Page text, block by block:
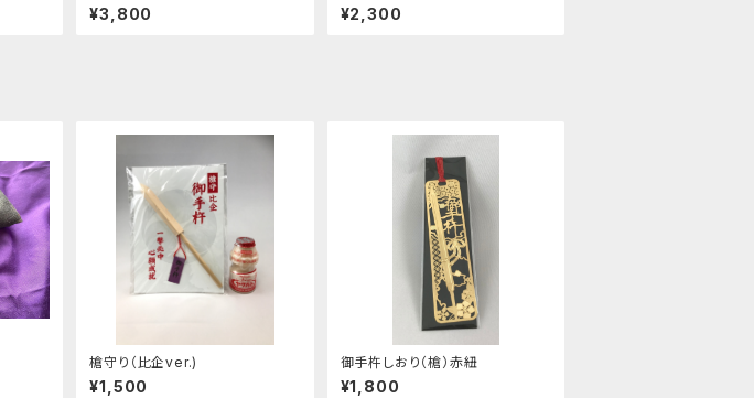
¥3,800 ¥2,300
槍守り（比企ver.)
¥1,500
御手杵しおり（槍）赤紐
¥1,800